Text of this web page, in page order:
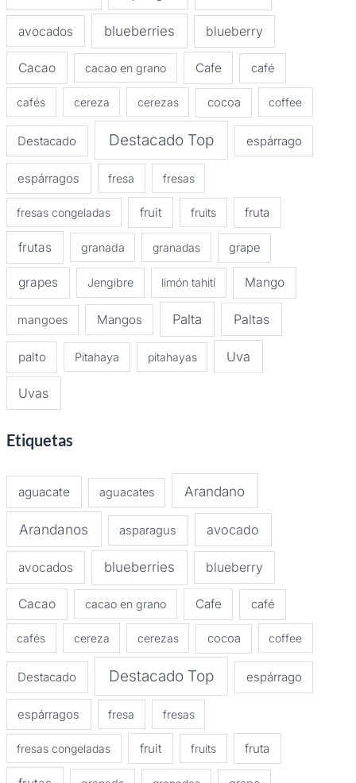
avocados blueberries blueberry
Cacao cacao en grano Cafe café
cafés cereza cerezas cocoa coffee
Destacado Destacado Top espárrago
espárragos fresa fresas
fresas congeladas fruit fruits fruta
frutas granada granadas grape
grapes Jengibre limón tahití Mango
mangoes Mangos Palta Paltas
palto Pitahaya pitahayas Uva
Uvas
Etiquetas
aguacate aguacates Arandano
Arandanos asparagus avocado
avocados blueberries blueberry
Cacao cacao en grano Cafe café
cafés cereza cerezas cocoa coffee
Destacado Destacado Top espárrago
espárragos fresa fresas
fresas congeladas fruit fruits fruta